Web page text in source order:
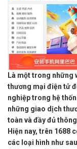
Là một trong những
thương mại điện tử
nghiệp trong hệ
những giao dịch
toàn và đầy đủ
Hiện nay, trên 1688
các loại hình như